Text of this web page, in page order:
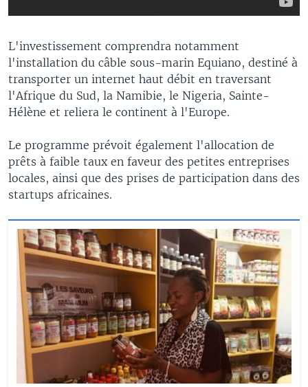
L'investissement comprendra notamment
l'installation du câble sous-marin Equiano, destiné à
transporter un internet haut débit en traversant
l'Afrique du Sud, la Namibie, le Nigeria, Sainte-
Hélène et reliera le continent à l'Europe.
Le programme prévoit également l'allocation de
prêts à faible taux en faveur des petites entreprises
locales, ainsi que des prises de participation dans des
startups africaines.